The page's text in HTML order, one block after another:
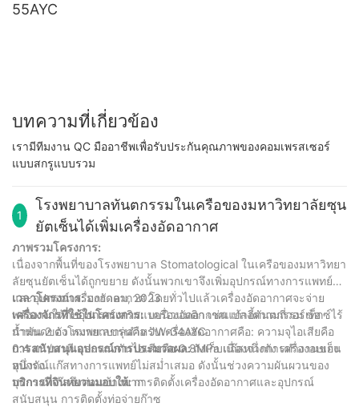
55AYC
บทความที่เกี่ยวข้อง
เรามีทีมงาน QC มืออาชีพเพื่อรับประกันคุณภาพของคอมเพรสเซอร์
แบบสกรูแบบรวม
1
โรงพยาบาลทันตกรรมในเครือของมหาวิทยาลัยซุน
ยัตเซ็นได้เพิ่มเครื่องอัดอากาศ
ภาพรวมโครงการ:
เนื่องจากพื้นที่ของโรงพยาบาล Stomatological ในเครือของมหาวิทยา
ลัยซุนยัตเซ็นได้ถูกขยาย ดังนั้นพวกเขาจึงเพิ่มอุปกรณ์ทางการแพทย์
และอุปกรณ์เครื่องอัดอากาศ โดยทั่วไปแล้วเครื่องอัดอากาศจะจ่าย
พลังงานให้กับอุปกรณ์เสริมแบบนิวแมติก เช่น เก้าอี้ทันตกรรม ข้อ
กำหนดของโรงพยาบาลสำหรับเครื่องอัดอากาศคือ: ความจุไอเสียคือ
0.4 ม³ /นาที และแรงดันไอเสียคือ 0.8MPa เนื่องจากการทำงานของ
อุปกรณ์แก๊สทางการแพทย์ไม่สม่ำเสมอ ดังนั้นช่วงความผันผวนของ
อุปกรณ์แก๊สจึงค่อนข้างมาก
เวลาโครงการ:มกราคม, 2023
เครื่องจักรที่ใช้ในโครงการ:เครื่องอัดอากาศแปลงความถี่วอร์เท็กซ์ไร้
น้ำมัน 2 ตัว หมายเลขรุ่นคือ JW-04AYC
การสนับสนุนอุปกรณ์การประมวลผล:ถังเก็บแก๊สหนึ่งถัง เครื่องอบเย็น
หนึ่งถัง
บริการที่จินหยวนมอบให้:การติดตั้งเครื่องอัดอากาศและอุปกรณ์
สนับสนุน การติดตั้งท่อจ่ายก๊าซ